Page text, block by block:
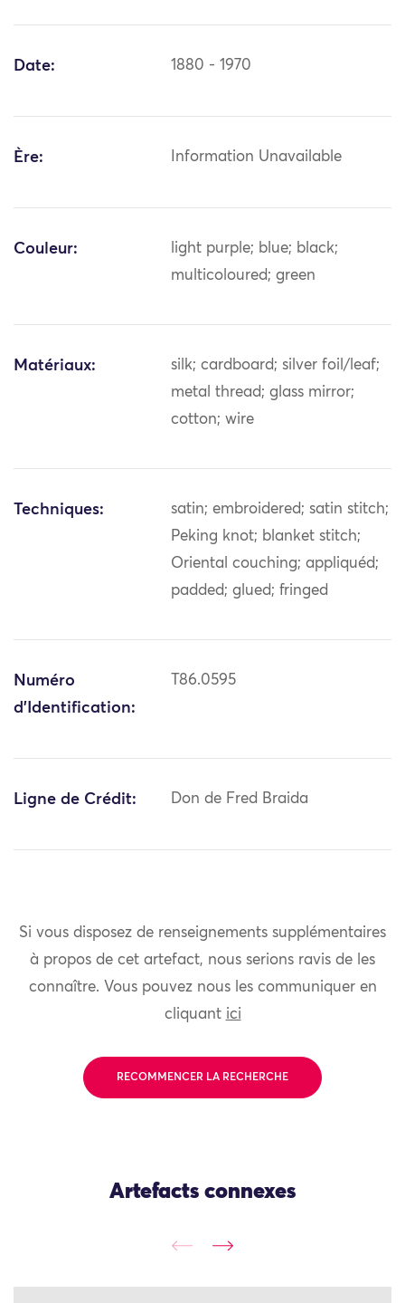
Date: 1880 - 1970
Ère: Information Unavailable
Couleur:
light purple; blue; black;
multicoloured; green
Matériaux:
silk; cardboard; silver foil/leaf;
metal thread; glass mirror;
cotton; wire
Techniques:
satin; embroidered; satin stitch;
Peking knot; blanket stitch;
Oriental couching; appliquéd;
padded; glued; fringed
Numéro
d'Identification:
T86.0595
Ligne de Crédit: Don de Fred Braida
Si vous disposez de renseignements supplémentaires
à propos de cet artefact, nous serions ravis de les
connaître. Vous pouvez nous les communiquer en
cliquant ici
RECOMMENCER LA RECHERCHE
Artefacts connexes